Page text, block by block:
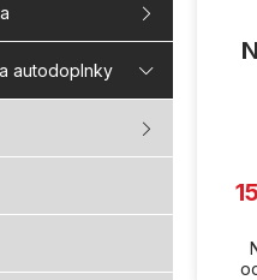
autodoplnky